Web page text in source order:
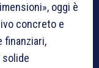
oggi è
concreto e